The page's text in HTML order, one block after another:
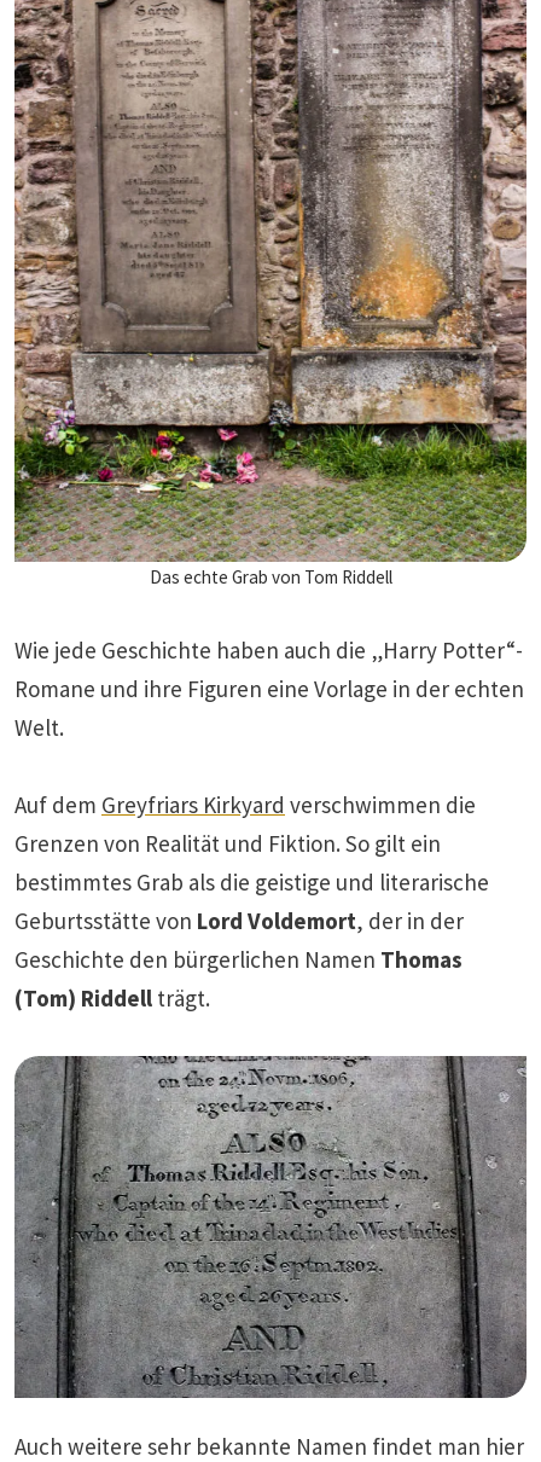
Das echte Grab von Tom Riddell
Wie jede Geschichte haben auch die „Harry Potter“-
Romane und ihre Figuren eine Vorlage in der echten
Welt.
Auf dem Greyfriars Kirkyard verschwimmen die
Grenzen von Realität und Fiktion. So gilt ein
bestimmtes Grab als die geistige und literarische
Geburtsstätte von Lord Voldemort, der in der
Geschichte den bürgerlichen Namen Thomas
(Tom) Riddell trägt.
Auch weitere sehr bekannte Namen findet man hier